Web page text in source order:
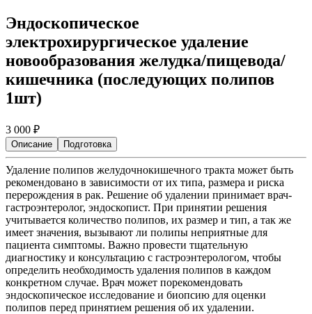
Эндоскопическое
электрохирургическое удаление
новообразования желудка/пищевода/
кишечника (последующих полипов
1шт)
3 000 ₽
Описание Подготовка
Удаление полипов желудочнокишечного тракта может быть
рекомендовано в зависимости от их типа, размера и риска
перерождения в рак. Решение об удалении принимает врач-
гастроэнтеролог, эндоскопист. При принятии решения
учитывается количество полипов, их размер и тип, а так же
имеет значения, вызывают ли полипы неприятные для
пациента симптомы. Важно провести тщательную
диагностику и консультацию с гастроэнтерологом, чтобы
определить необходимость удаления полипов в каждом
конкретном случае. Врач может порекомендовать
эндоскопическое исследование и биопсию для оценки
полипов перед принятием решения об их удалении.